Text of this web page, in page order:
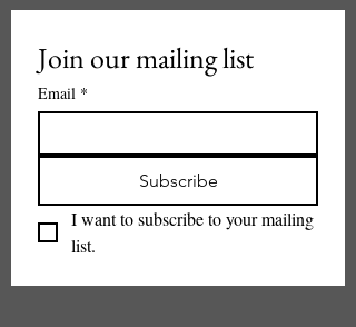
Join our mailing list
Email *
Subscribe
I want to subscribe to your mailing
list.